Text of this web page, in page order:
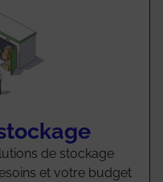
de stockage
et votre budget